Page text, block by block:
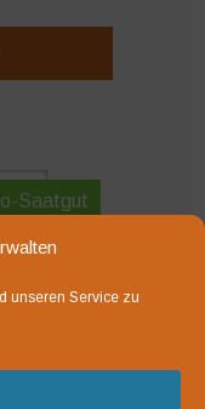
unseren Service zu
Saatgut